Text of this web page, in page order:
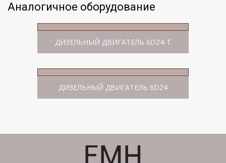
Аналогичное оборудование
ДИЗЕЛЬНЫЙ ДВИГАТЕЛЬ 6D24-T
ДИЗЕЛЬНЫЙ ДВИГАТЕЛЬ 6D24